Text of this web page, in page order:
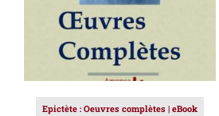
Epictète : Oeuvres complètes | eBook